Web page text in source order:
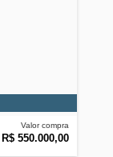
Valor compra
R$ 550.000,00